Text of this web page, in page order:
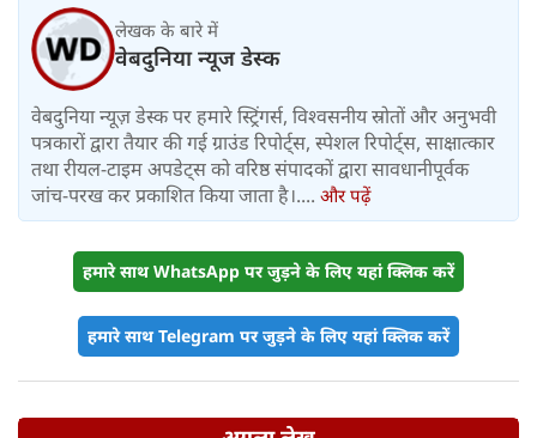
लेखक के बारे में
वेबदुनिया न्यूज डेस्क
वेबदुनिया न्यूज़ डेस्क पर हमारे स्ट्रिंगर्स, विश्वसनीय स्रोतों और अनुभवी
पत्रकारों द्वारा तैयार की गई ग्राउंड रिपोर्ट्स, स्पेशल रिपोर्ट्स, साक्षात्कार
तथा रीयल-टाइम अपडेट्स को वरिष्ठ संपादकों द्वारा सावधानीपूर्वक
जांच-परख कर प्रकाशित किया जाता है।.... और पढ़ें
हमारे साथ WhatsApp पर जुड़ने के लिए यहां क्लिक करें
हमारे साथ Telegram पर जुड़ने के लिए यहां क्लिक करें